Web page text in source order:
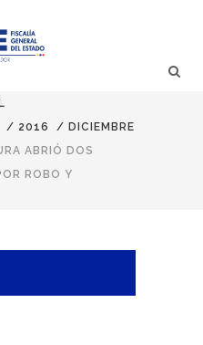
/ 2016 / DICIEMBRE
ABRIÓ DOS
ROBO Y